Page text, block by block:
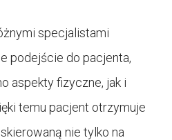
specjalistami
podejście do pacjenta,
aspekty fizyczne, jak i
temu pacjent otrzymuje
nie tylko na